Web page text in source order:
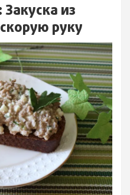
из
руку